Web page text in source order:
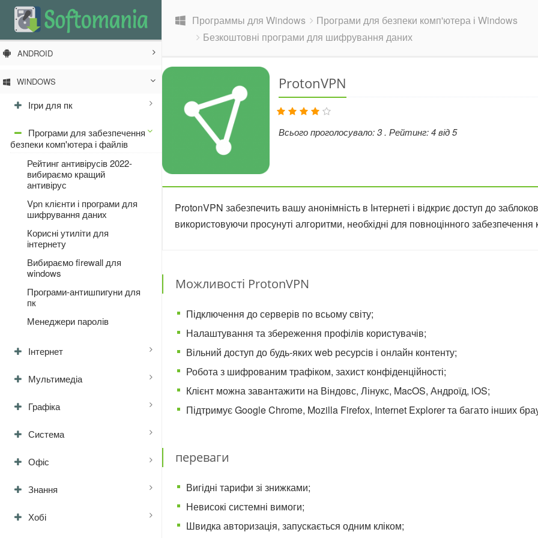
Программы для Windows
Програми для безпеки комп'ютера і Windows
Безкоштовні програми для шифрування даних
ProtonVPN
Всього проголосувало:3. Рейтинг:4від5
ProtonVPN забезпечить вашу анонімність в Інтернеті і відкриє доступ до
використовуючи просунуті алгоритми, необхідні для повноцінного забезпечення
Можливості ProtonVPN
Підключення до серверів по всьому світу;
Налаштування та збереження профілів користувачів;
Вільний доступ до будь-яких web ресурсів і онлайн контенту;
Робота з шифрованим трафіком, захист конфіденційності;
Клієнт можна завантажити на Віндовс, Лінукс, MacOS, Андроїд, iOS;
Підтримує Google Chrome, Mozilla Firefox, Internet Explorer та багато інших
переваги
Вигідні тарифи зі знижками;
Невисокі системні вимоги;
Швидка авторизація, запускається одним кліком;
ANDROID
WINDOWS
Ігри для пк
Програми для забезпечення
безпеки комп'ютера і файлів
Рейтинг антивірусів 2022-
вибираємо кращий
антивірус
Vpn клієнти і програми для
шифрування даних
Корисні утиліти для
інтернету
Вибираємо firewall для
windows
Програми-антишпигуни для
пк
Менеджери паролів
Інтернет
Мультимедіа
Графіка
Система
Офіс
Знання
Хобі